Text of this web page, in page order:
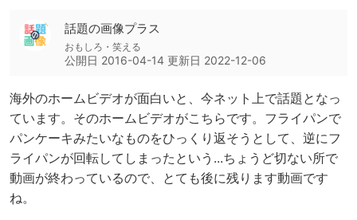
話題の画像プラス
おもしろ・笑える
公開日 2016-04-14 更新日 2022-12-06
海外のホームビデオが面白いと、今ネット上で話題となっ
ています。そのホームビデオがこちらです。フライパンで
パンケーキみたいなものをひっくり返そうとして、逆にフ
ライパンが回転してしまったという...ちょうど切ない所で
動画が終わっているので、とても後に残ります動画です
ね。